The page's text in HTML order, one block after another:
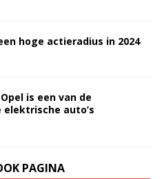
hoge actieradius in 2024
is een van de
auto’s
PAGINA